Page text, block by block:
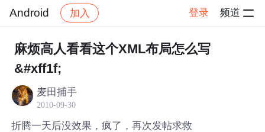
Android 加入 登录 频道
社区 Android 帖子详情
麻烦高人看看这个XML布局怎么写
&#xff1f;
麦田捕手
2010-09-30
折腾一天后没效果，疯了，再次发帖求救